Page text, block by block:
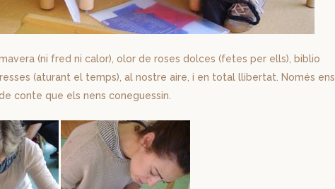
(ni fred ni calor), olor de roses dolces (fetes per ells), biblio
(aturant el temps), al nostre aire, i en total llibertat. Només ens
conte que els nens coneguessin.